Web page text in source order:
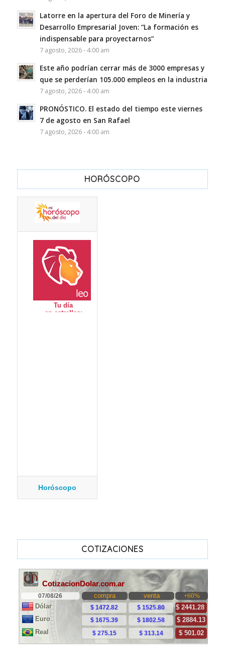
Latorre en la apertura del Foro de Minería y
Desarrollo Empresarial Joven: “La formación es
indispensable para proyectarnos”
7 agosto, 2026 - 4:00 am
Este año podrían cerrar más de 3000 empresas y
que se perderían 105.000 empleos en la industria
7 agosto, 2026 - 4:00 am
PRONÓSTICO. El estado del tiempo este viernes
7 de agosto en San Rafael
7 agosto, 2026 - 4:00 am
HORÓSCOPO
Horóscopo
COTIZACIONES